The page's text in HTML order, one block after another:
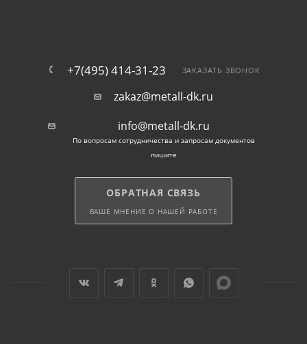
+7(495) 414-31-23 ЗАКАЗАТЬ ЗВОНОК
zakaz@metall-dk.ru
info@metall-dk.ru
По вопросам сотрудничества и запросам документов
пишите
ОБРАТНАЯ СВЯЗЬ
ВАШЕ МНЕНИЕ О НАШЕЙ РАБОТЕ